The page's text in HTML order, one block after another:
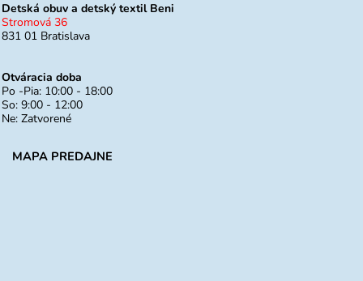
Detská obuv a detský textil Beni
Stromová 36
831 01 Bratislava
Otváracia doba
Po -Pia: 10:00 - 18:00
So: 9:00 - 12:00
Ne: Zatvorené
MAPA PREDAJNE